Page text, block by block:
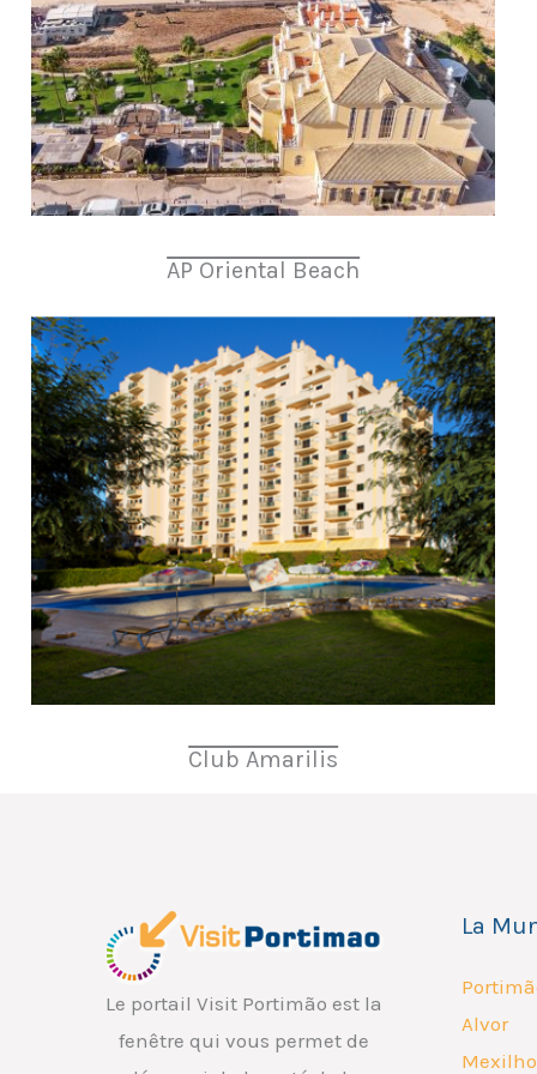
AP Oriental Beach
Club Amarilis
Le portail Visit Portimão est la
fenêtre qui vous permet de
La
Alvor